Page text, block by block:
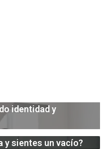
identidad y
y sientes un vacío?